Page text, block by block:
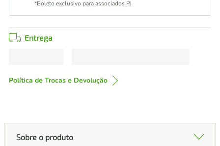
*Boleto exclusivo para associados PJ
Entrega
Política de Trocas e Devolução
Sobre o produto